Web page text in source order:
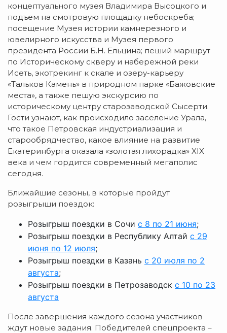
концептуального музея Владимира Высоцкого и
подъем на смотровую площадку небоскреба;
посещение Музея истории камнерезного и
ювелирного искусства и Музея первого
президента России Б.Н. Ельцина; пеший маршрут
по Историческому скверу и набережной реки
Исеть, экотрекинг к скале и озеру-карьеру
«Тальков Камень» в природном парке «Бажовские
места», а также пешую экскурсию по
историческому центру старозаводской Сысерти.
Гости узнают, как происходило заселение Урала,
что такое Петровская индустриализация и
старообрядчество, какое влияние на развитие
Екатеринбурга оказала «золотая лихорадка» XIX
века и чем гордится современный мегаполис
сегодня.
Ближайшие сезоны, в которые пройдут
розыгрыши поездок:
Розыгрыш поездки в Сочи с 8 по 21 июня;
Розыгрыш поездки в Республику Алтай с 29
июня по 12 июля;
Розыгрыш поездки в Казань с 20 июля по 2
августа;
Розыгрыш поездки в Петрозаводск с 10 по 23
августа
После завершения каждого сезона участников
ждут новые задания. Победителей спецпроекта –